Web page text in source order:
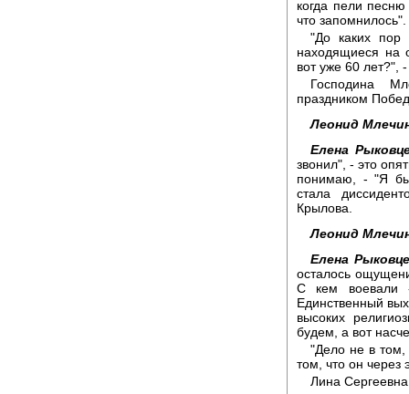
когда пели
что запомнилось".
"До каких пор
находящиеся на
вот уже 60 лет?",
Господина
праздником
Леонид
Елена
звонил", - это
понимаю, - "Я
стала
Крылова.
Леонид
Елена
осталось
С кем воевали
Единственный
высоких
будем, а вот
"Дело не в том,
том, что он через
Лина